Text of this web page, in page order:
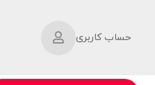
حساب کاربری